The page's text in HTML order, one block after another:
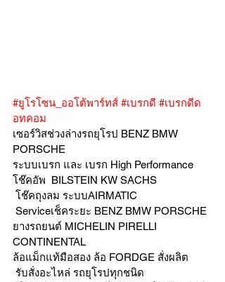
#ยูโรโซน_ออโต้พาร์ทส์ #เบรกดี #เบรกดีด
อทคอม
เซอร์วิสช่วงล่างรถยุโรป BENZ BMW
PORSCHE
ระบบเบรก และ เบรก High Performance
โช๊คอัพ  BILSTEIN KW SACHS
โช๊คถุงลม ระบบAIRMATIC
Serviceเช็คระยะ BENZ BMW PORSCHE
ยางรถยนต์ MICHELIN PIRELLI
CONTINENTAL
ล้อแม็กแท้มือสอง ล้อ FORDGE สั่งผลิต
รับสั่งอะไหล่ รถยุโรปทุกชนิด